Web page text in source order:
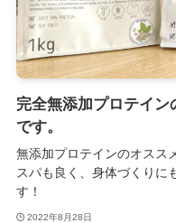
完全無添加プロテイ
です。
無添加プロテインのオスス
スパも良く、身体づくりに
す！
2022年8月28日